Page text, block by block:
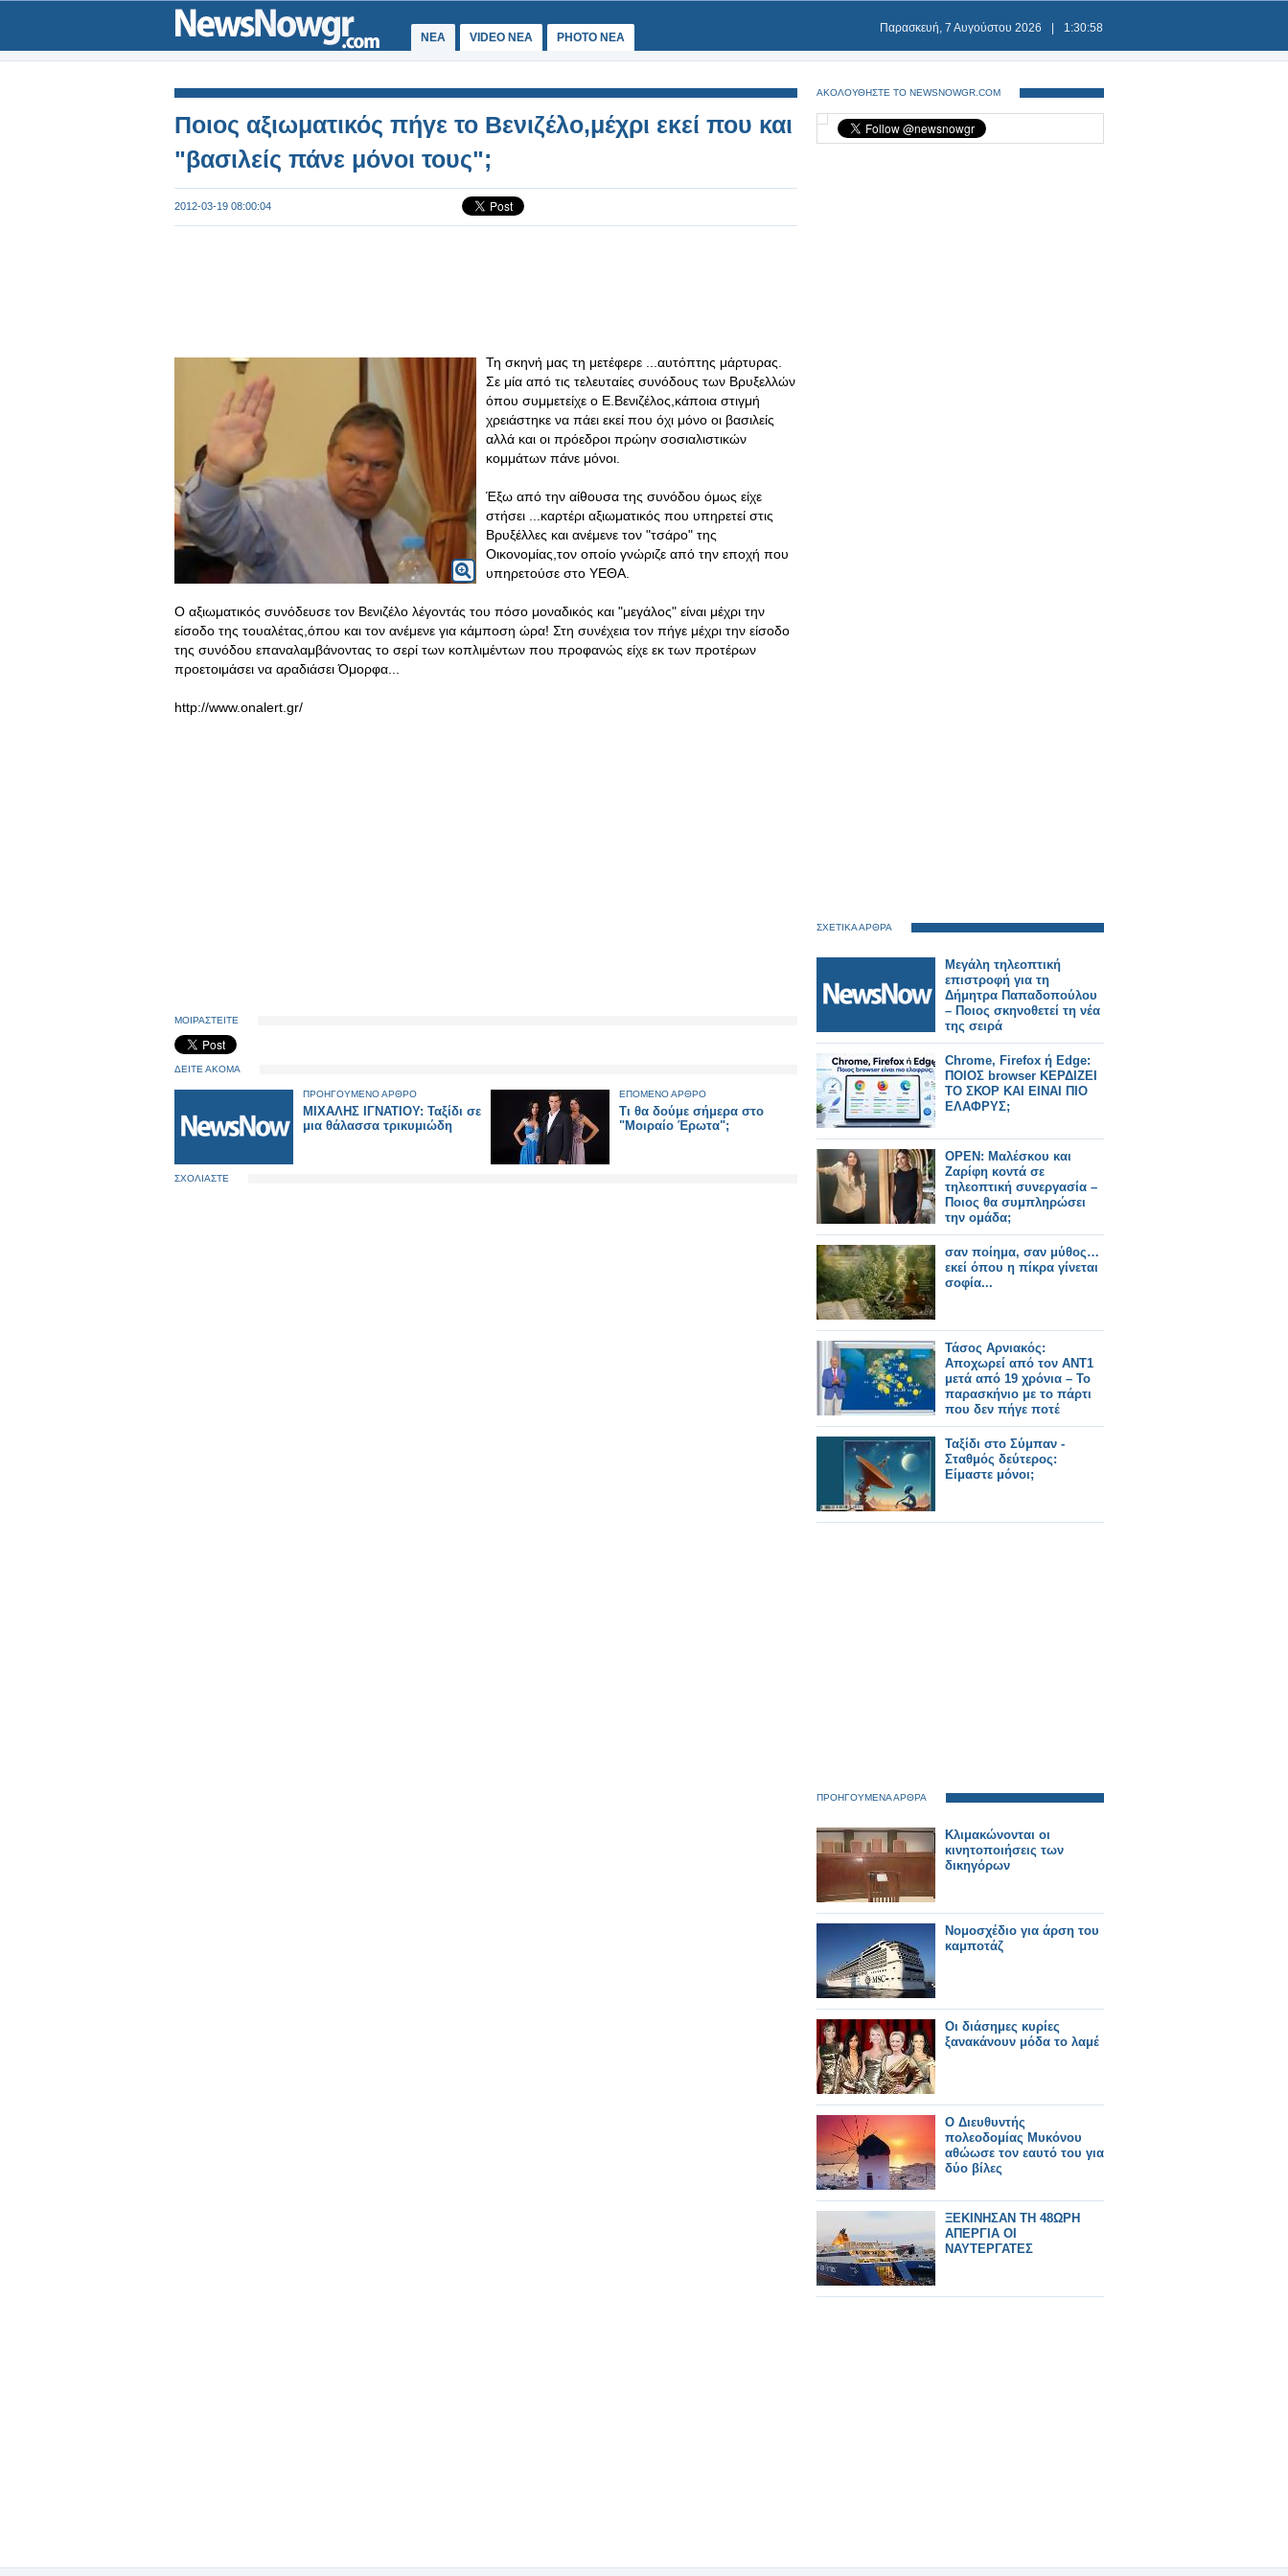
ΝΕΑ VIDEO NEA PHOTO NEA
Παρασκευή, 7 Αυγούστου 2026 1:30:59
Ποιος αξιωματικός πήγε το Βενιζέλο,μέχρι εκεί που και
"βασιλείς πάνε μόνοι τους";
2012-03-19 08:00:04
Τη σκηνή μας τη μετέφερε ...αυτόπτης μάρτυρας.
Σε μία από τις τελευταίες συνόδους των Βρυξελλών
όπου συμμετείχε ο Ε.Βενιζέλος,κάποια στιγμή
χρειάστηκε να πάει εκεί που όχι μόνο οι βασιλείς
αλλά και οι πρόεδροι πρώην σοσιαλιστικών
κομμάτων πάνε μόνοι.
Έξω από την αίθουσα της συνόδου όμως είχε
στήσει ...καρτέρι αξιωματικός που υπηρετεί στις
Βρυξέλλες και ανέμενε τον "τσάρο" της
Οικονομίας,τον οποίο γνώριζε από την εποχή που
υπηρετούσε στο ΥΕΘΑ.
Ο αξιωματικός συνόδευσε τον Βενιζέλο λέγοντάς του πόσο μοναδικός και "μεγάλος" είναι μέχρι την
είσοδο της τουαλέτας,όπου και τον ανέμενε για κάμποση ώρα! Στη συνέχεια τον πήγε μέχρι την είσοδο
της συνόδου επαναλαμβάνοντας το σερί των κοπλιμέντων που προφανώς είχε εκ των προτέρων
προετοιμάσει να αραδιάσει Όμορφα...
http://www.onalert.gr/
ΜΟΙΡΑΣΤΕΙΤΕ
ΔΕΙΤΕ ΑΚΟΜΑ
ΠΡΟΗΓΟΥΜΕΝΟ ΑΡΘΡΟ
ΜΙΧΑΛΗΣ ΙΓΝΑΤΙΟΥ: Ταξίδι σε
μια θάλασσα τρικυμιώδη
ΕΠΟΜΕΝΟ ΑΡΘΡΟ
Τι θα δούμε σήμερα στο
"Μοιραίο Έρωτα";
ΣΧΟΛΙΑΣΤΕ
ΑΚΟΛΟΥΘΗΣΤΕ ΤΟ NEWSNOWGR.COM
ΣΧΕΤΙΚΑ ΑΡΘΡΑ
Μεγάλη τηλεοπτική
επιστροφή για τη
Δήμητρα Παπαδοπούλου
– Ποιος σκηνοθετεί τη νέα
της σειρά
Chrome, Firefox ή Edge:
ΠΟΙΟΣ browser ΚΕΡΔΙΖΕΙ
ΤΟ ΣΚΟΡ ΚΑΙ ΕΙΝΑΙ ΠΙΟ
ΕΛΑΦΡΥΣ;
OPEN: Μαλέσκου και
Ζαρίφη κοντά σε
τηλεοπτική συνεργασία –
Ποιος θα συμπληρώσει
την ομάδα;
σαν ποίημα, σαν μύθος…
εκεί όπου η πίκρα γίνεται
σοφία...
Τάσος Αρνιακός:
Αποχωρεί από τον ΑΝΤ1
μετά από 19 χρόνια – Το
παρασκήνιο με το πάρτι
που δεν πήγε ποτέ
Ταξίδι στο Σύμπαν -
Σταθμός δεύτερος:
Είμαστε μόνοι;
ΠΡΟΗΓΟΥΜΕΝΑ ΑΡΘΡΑ
Κλιμακώνονται οι
κινητοποιήσεις των
δικηγόρων
Νομοσχέδιο για άρση του
καμποτάζ
Οι διάσημες κυρίες
ξανακάνουν μόδα το λαμέ
Ο Διευθυντής
πολεοδομίας Μυκόνου
αθώωσε τον εαυτό του για
δύο βίλες
ΞΕΚΙΝΗΣΑΝ ΤΗ 48ΩΡΗ
ΑΠΕΡΓΙΑ ΟΙ
ΝΑΥΤΕΡΓΑΤΕΣ